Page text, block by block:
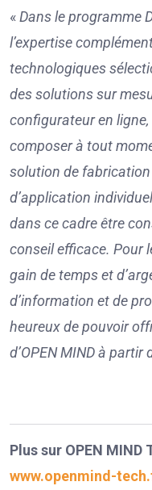
«Dans le programme
l’expertise
technologiques
des solutions sur
configurateur en
composer à tout
solution de
d’application
dans ce cadre être
conseil efficace. Pour
gain de temps et
d’information et de
heureux de pouvoir
d’OPEN MIND à partir
Plus sur OPEN MIND
www.openmind-